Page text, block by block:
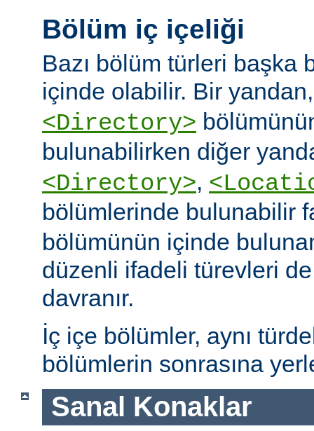
Bölüm iç içeliği
Bazı bölüm türleri başka
içinde olabilir. Bir
<Directory>
bulunabilirken diğer
<Directory>,
bölümlerinde bulunabilir
bölümünün içinde
düzenli ifadeli türevleri
davranır.
İç içe bölümler, aynı
bölümlerin sonrasına
Sanal Konaklar